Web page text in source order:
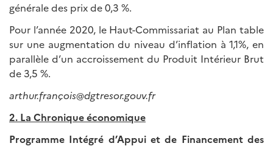
générale des prix de 0,3 %.
Pour l’année 2020, le Haut-Commissariat au Plan table
sur une augmentation du niveau d’inflation à 1,1%, en
parallèle d’un accroissement du Produit Intérieur Brut
de 3,5 %.
arthur.françois@dgtresor.gouv.fr
2. La Chronique économique
Programme Intégré d’Appui et de Financement des